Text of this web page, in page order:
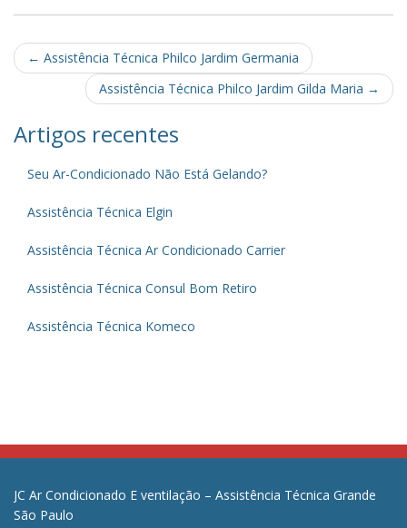
Post
navigation
← Assistência Técnica Philco Jardim Germania
Assistência Técnica Philco Jardim Gilda Maria →
Artigos recentes
Seu Ar-Condicionado Não Está Gelando?
Assistência Técnica Elgin
Assistência Técnica Ar Condicionado Carrier
Assistência Técnica Consul Bom Retiro
Assistência Técnica Komeco
JC Ar Condicionado E ventilação – Assistência Técnica Grande
São Paulo